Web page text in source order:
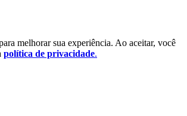
melhorar sua experiência. Ao aceitar, você
política de privacidade.